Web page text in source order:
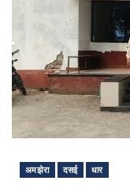
अमझेरा दसई धार